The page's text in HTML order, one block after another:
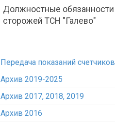
Должностные обязанности
сторожей ТСН "Галево"
Передача показаний счетчиков
Архив 2019-2025
Архив 2017, 2018, 2019
Архив 2016